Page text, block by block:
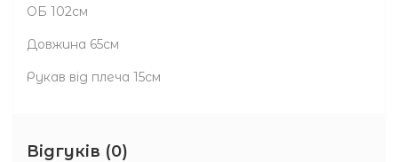
ОБ 102см
Довжина 65см
Рукав від плеча 15см
Відгуків (0)